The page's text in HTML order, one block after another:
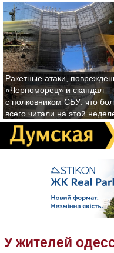
Ракетные атаки,
«Черноморец» и скандал
с полковником СБУ: что
всего читали на этой
У жителей